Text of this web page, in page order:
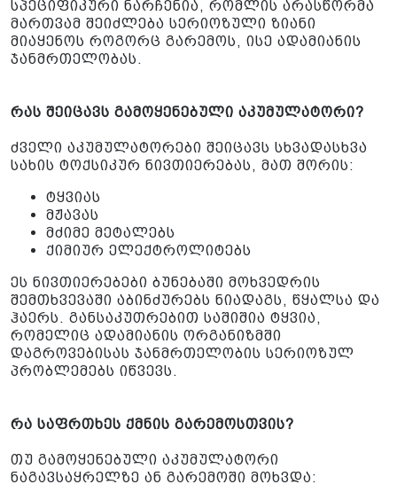
სპეციფიკური ნარჩენია, რომლის არასწორმა
მართვამ შეიძლება სერიოზული ზიანი
მიაყენოს როგორც გარემოს, ისე ადამიანის
ჯანმრთელობას.
რას შეიცავს გამოყენებული აკუმულატორი?
ძველი აკუმულატორები შეიცავს სხვადასხვა
სახის ტოქსიკურ ნივთიერებას, მათ შორის:
ტყვიას
მჟავას
მძიმე მეტალებს
ქიმიურ ელექტროლიტებს
ეს ნივთიერებები ბუნებაში მოხვედრის
შემთხვევაში აბინძურებს ნიადაგს, წყალსა და
ჰაერს. განსაკუთრებით საშიშია ტყვია,
რომელიც ადამიანის ორგანიზმში
დაგროვებისას ჯანმრთელობის სერიოზულ
პრობლემებს იწვევს.
რა საფრთხეს ქმნის გარემოსთვის?
თუ გამოყენებული აკუმულატორი
ნაგავსაყრელზე ან გარემოში მოხვდა: